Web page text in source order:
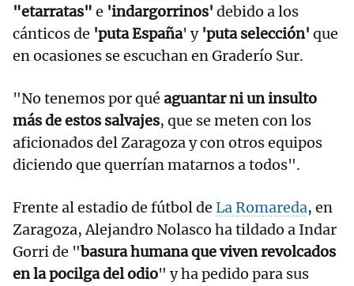
"etarratas" e 'indargorrinos' debido a los
cánticos de 'puta España' y 'puta selección' que
en ocasiones se escuchan en Graderío Sur.
"No tenemos por qué aguantar ni un insulto
más de estos salvajes, que se meten con los
aficionados del Zaragoza y con otros equipos
diciendo que querrían matarnos a todos".
Frente al estadio de fútbol de La Romareda, en
Zaragoza, Alejandro Nolasco ha tildado a Indar
Gorri de "basura humana que viven revolcados
en la pocilga del odio" y ha pedido para sus